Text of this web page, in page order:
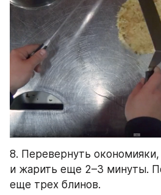
8. Перевернуть
и жарить еще 2–3 минуты.
еще трех блинов.